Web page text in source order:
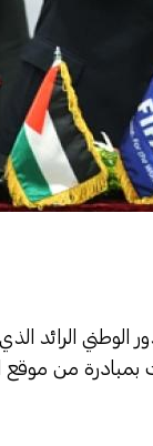
الوطني الرائد
بمبادرة من